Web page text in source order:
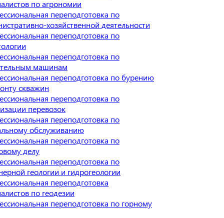
по агрономии
переподготовка по
хозяйственной деятельности
переподготовка по
переподготовка по
машинам
переподготовка по бурению
скважин
переподготовка по
перевозок
переподготовка по
обслуживанию
переподготовка по
делу
переподготовка по
геологии и гидрогеологии
переподготовка
по геодезии
переподготовка по горному